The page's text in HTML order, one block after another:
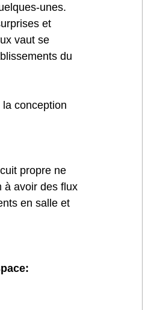
unes.
et
vaut se
du
conception
propre ne
à avoir des flux
en salle et